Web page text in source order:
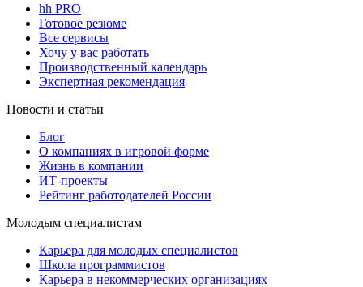
hh PRO
Готовое резюме
Все сервисы
Хочу у вас работать
Производственный календарь
Экспертная рекомендация
Новости и статьи
Блог
О компаниях в игровой форме
Жизнь в компании
ИТ-проекты
Рейтинг работодателей России
Молодым специалистам
Карьера для молодых специалистов
Школа программистов
Карьера в некоммерческих организациях